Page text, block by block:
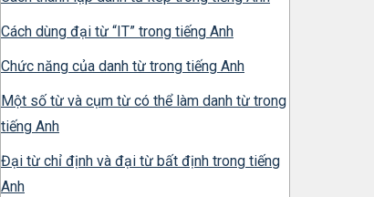
Cách dùng đại từ “IT” trong tiếng Anh
Chức năng của danh từ trong tiếng Anh
Một số từ và cụm từ có thể làm danh từ trong
tiếng Anh
Đại từ chỉ định và đại từ bất định trong tiếng
Anh